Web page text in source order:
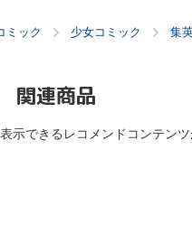
ミック 少女コミック 集
関連商品
表示できるレコメンドコンテン